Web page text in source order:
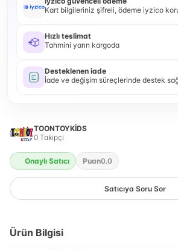
Kart bilgileriniz şifreli, ödeme iyzico
Hızlı teslimat
Tahmini yarın kargoda
Desteklenen iade
İade ve değişim süreçlerinde destek
TOONTOYKİDS
0 Takipçi
Onaylı Satıcı Puan0.0
Satıcıya Soru Sor
Ürün Bilgisi